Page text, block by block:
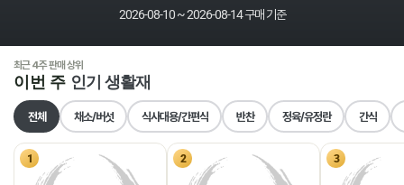
2026-08-10 ~ 2026-08-14 구매 기준
최근 4주 판매 상위
이번 주 인기 생활재
전체 채소/버섯 식사대용/간편식 반찬 정육/유정란 간식
1 2 3